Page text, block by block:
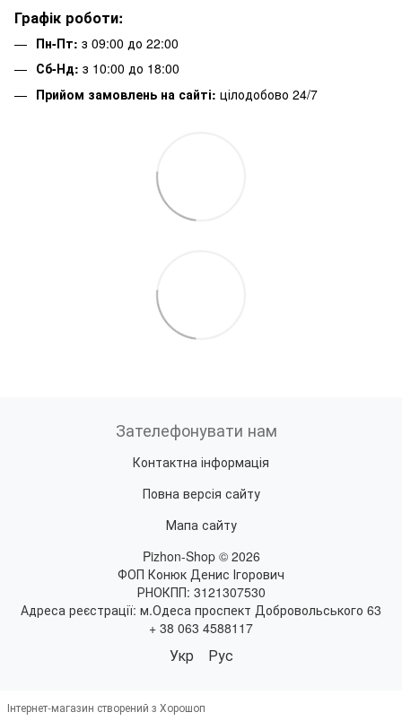
Графік роботи:
Пн-Пт: з 09:00 до 22:00
Сб-Нд: з 10:00 до 18:00
Прийом замовлень на сайті: цілодобово 24/7
Зателефонувати нам
Контактна інформація
Повна версія сайту
Мапа сайту
Pizhon-Shop © 2026
ФОП Конюк Денис Ігорович
РНОКПП: 3121307530
Адреса реєстрації: м.Одеса проспект Добровольського 63
+ 38 063 4588117
Укр Рус
Інтернет-магазин створений з Хорошоп